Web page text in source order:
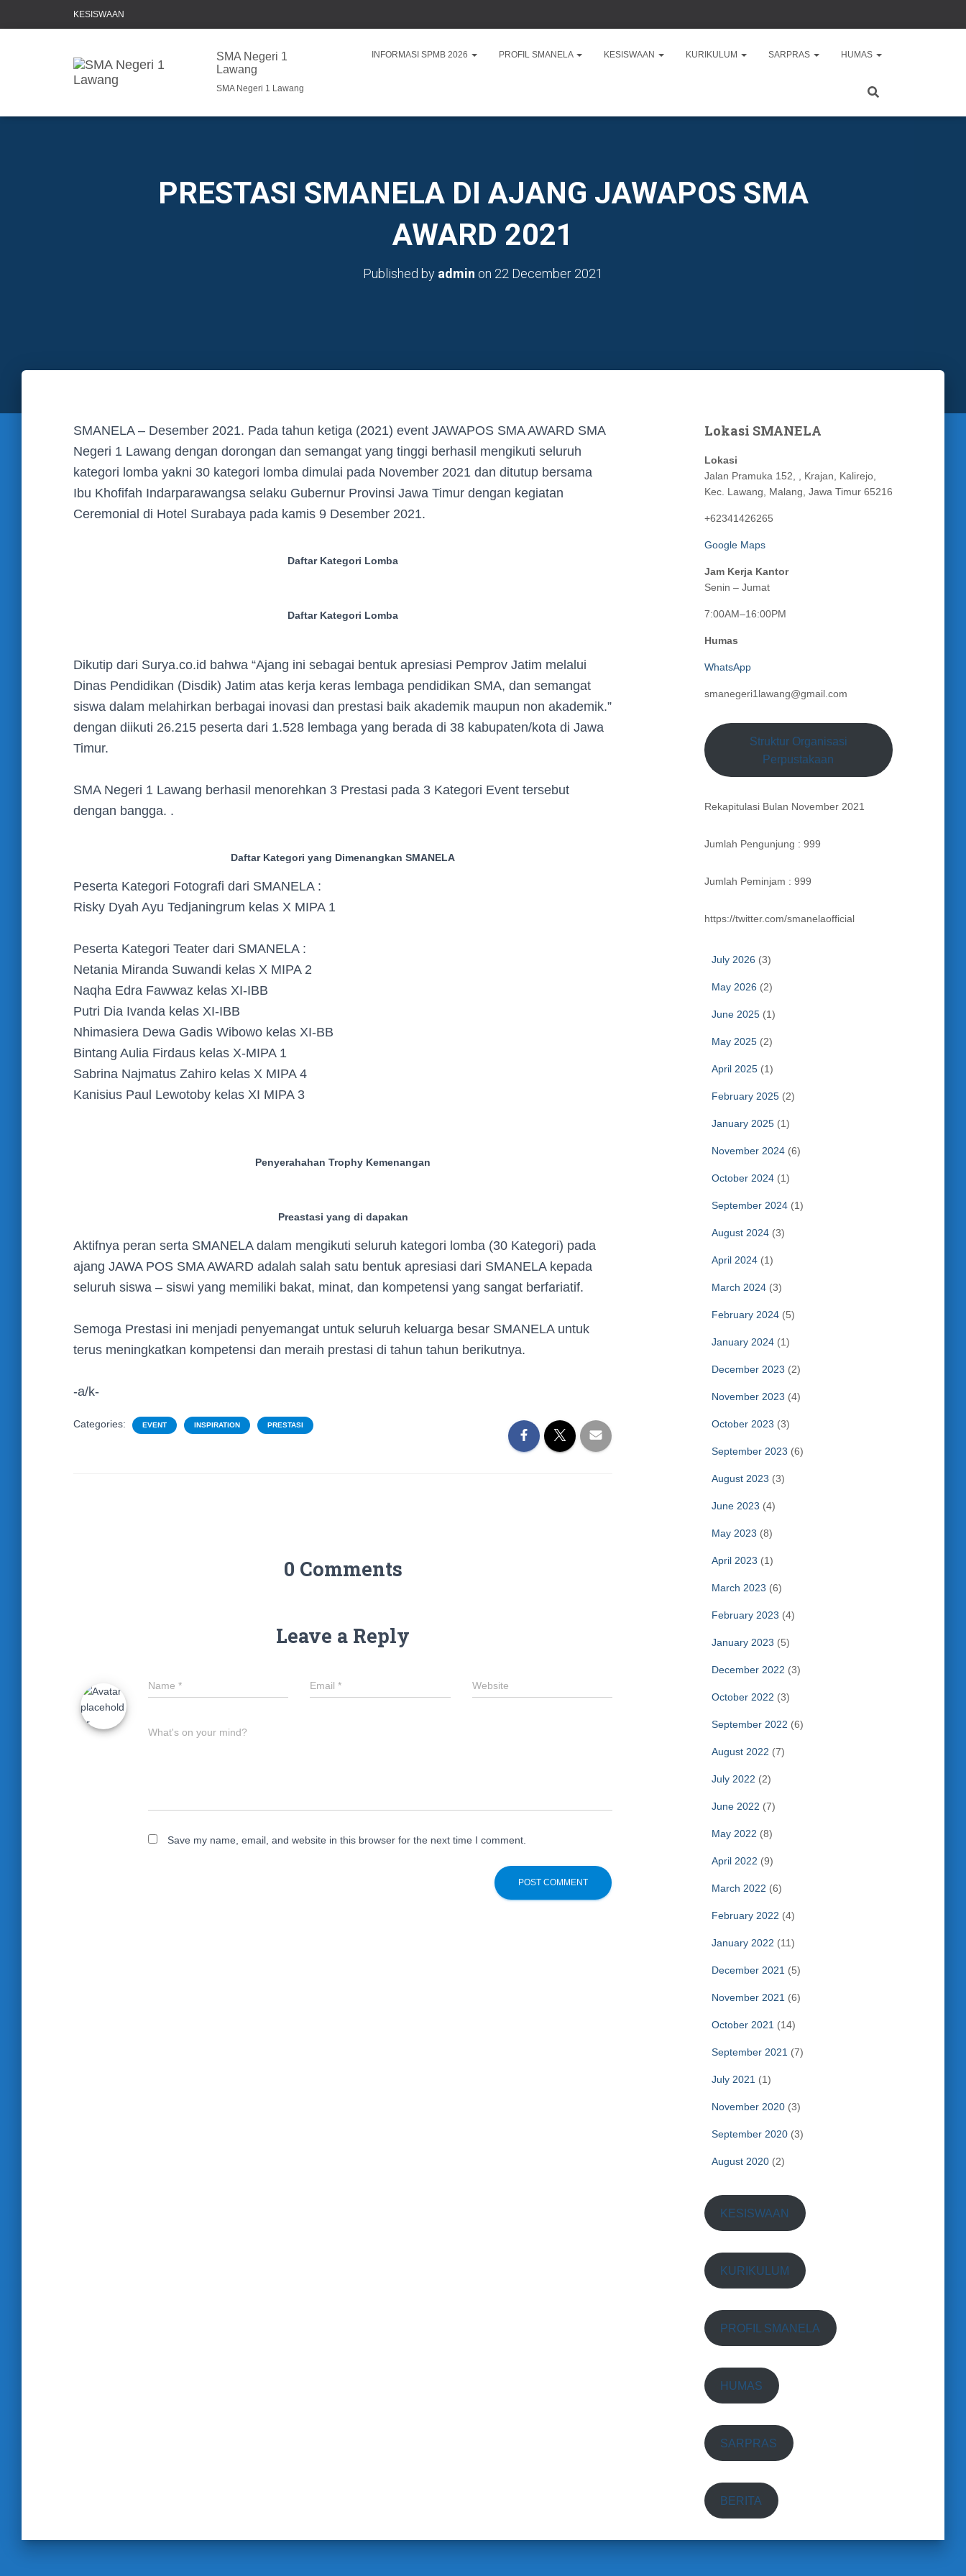
KESISWAAN
SMA Negeri 1
Lawang
SMA Negeri 1 Lawang
INFORMASI SPMB 2026 PROFIL SMANELA KESISWAAN KURIKULUM SARPRAS HUMAS
PRESTASI SMANELA DI AJANG JAWAPOS SMA
AWARD 2021
Published by admin on 22 December 2021
SMANELA – Desember 2021. Pada tahun ketiga (2021) event JAWAPOS SMA AWARD SMA
Negeri 1 Lawang dengan dorongan dan semangat yang tinggi berhasil mengikuti seluruh
kategori lomba yakni 30 kategori lomba dimulai pada November 2021 dan ditutup bersama
Ibu Khofifah Indarparawangsa selaku Gubernur Provinsi Jawa Timur dengan kegiatan
Ceremonial di Hotel Surabaya pada kamis 9 Desember 2021.
Daftar Kategori Lomba
Daftar Kategori Lomba
Dikutip dari Surya.co.id bahwa “Ajang ini sebagai bentuk apresiasi Pemprov Jatim melalui
Dinas Pendidikan (Disdik) Jatim atas kerja keras lembaga pendidikan SMA, dan semangat
siswa dalam melahirkan berbagai inovasi dan prestasi baik akademik maupun non akademik.”
dengan diikuti 26.215 peserta dari 1.528 lembaga yang berada di 38 kabupaten/kota di Jawa
Timur.
SMA Negeri 1 Lawang berhasil menorehkan 3 Prestasi pada 3 Kategori Event tersebut
dengan bangga. .
Daftar Kategori yang Dimenangkan SMANELA
Peserta Kategori Fotografi dari SMANELA :
Risky Dyah Ayu Tedjaningrum kelas X MIPA 1
Peserta Kategori Teater dari SMANELA :
Netania Miranda Suwandi kelas X MIPA 2
Naqha Edra Fawwaz kelas XI-IBB
Putri Dia Ivanda kelas XI-IBB
Nhimasiera Dewa Gadis Wibowo kelas XI-BB
Bintang Aulia Firdaus kelas X-MIPA 1
Sabrina Najmatus Zahiro kelas X MIPA 4
Kanisius Paul Lewotoby kelas XI MIPA 3
Penyerahahan Trophy Kemenangan
Preastasi yang di dapakan
Aktifnya peran serta SMANELA dalam mengikuti seluruh kategori lomba (30 Kategori) pada
ajang JAWA POS SMA AWARD adalah salah satu bentuk apresiasi dari SMANELA kepada
seluruh siswa – siswi yang memiliki bakat, minat, dan kompetensi yang sangat berfariatif.
Semoga Prestasi ini menjadi penyemangat untuk seluruh keluarga besar SMANELA untuk
terus meningkatkan kompetensi dan meraih prestasi di tahun tahun berikutnya.
-a/k-
Categories: EVENT INSPIRATION PRESTASI
0 Comments
Leave a Reply
Name * Email* Website
What's on your mind?
Save my name, email, and website in this browser for the next time I comment.
Lokasi SMANELA
Lokasi
Jalan Pramuka 152, , Krajan, Kalirejo,
Kec. Lawang, Malang, Jawa Timur 65216
+62341426265
Google Maps
Jam Kerja Kantor
Senin – Jumat
7:00AM–16:00PM
Humas
WhatsApp
smanegeri1lawang@gmail.com
Struktur Organisasi
Perpustakaan
Rekapitulasi Bulan November 2021
Jumlah Pengunjung : 999
Jumlah Peminjam : 999
https://twitter.com/smanelaofficial
July 2026 (3)
May 2026 (2)
June 2025(1)
May 2025(2)
April 2025(1)
February 2025(2)
January 2025(1)
November 2024(6)
October 2024(1)
September 2024(1)
August 2024(3)
April 2024(1)
March 2024(3)
February 2024(5)
January 2024(1)
December 2023 (2)
November 2023 (4)
October 2023 (3)
September 2023 (6)
August 2023 (3)
June 2023 (4)
May 2023 (8)
April 2023 (1)
March 2023 (6)
February 2023 (4)
January 2023 (5)
December 2022 (3)
October 2022 (3)
September 2022 (6)
August 2022 (7)
July 2022 (2)
June 2022 (7)
May 2022 (8)
April 2022 (9)
March 2022 (6)
February 2022 (4)
January 2022 (11)
December 2021 (5)
November 2021 (6)
October 2021 (14)
September 2021 (7)
July 2021 (1)
November 2020(3)
September 2020(3)
August 2020(2)
KESISWAAN
KURIKULUM
PROFIL SMANELA
HUMAS
SARPRAS
BERITA